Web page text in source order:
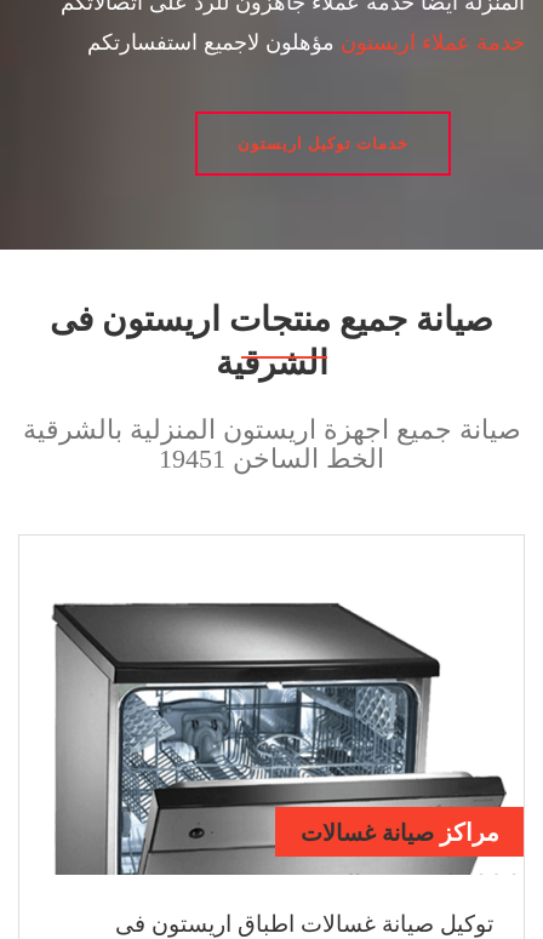
خدمة عملاء اريستون مؤهلون لاجميع استفسارتكم
خدمات توكيل اريستون
صيانة جميع منتجات اريستون فى
الشرقية
صيانة جميع اجهزة اريستون المنزلية بالشرقية
الخط الساخن 19451
مراكز صيانة ديب فريزر
توكيل صيانة ديب فريزر اريستون فى الشرقية